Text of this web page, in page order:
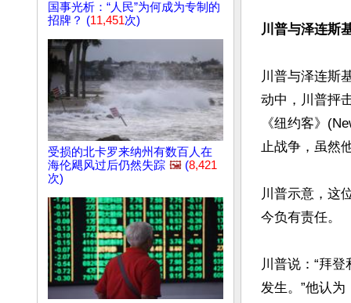
国事光析：“人民”为何成为专制的
招牌？ (11,451次)
受损的北卡罗来纳州有数百人在
海伦飓风过后仍然失踪 🖼️ (8,421
次)
川普与泽连斯
川普与泽连斯
动中，川普抨
《纽约客》
止战争，虽然
川普示意，这
今负有责任。
川普说：“拜
发生。”他认